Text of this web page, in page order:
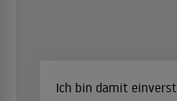
Ich bin damit